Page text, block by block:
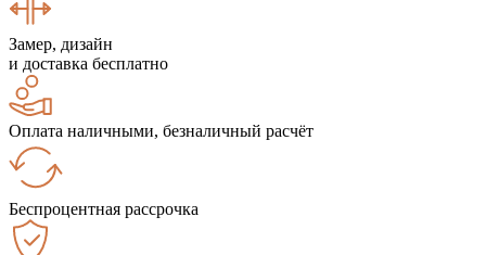
Замер, дизайн
и доставка бесплатно
Оплата наличными, безналичный расчёт
Беспроцентная рассрочка